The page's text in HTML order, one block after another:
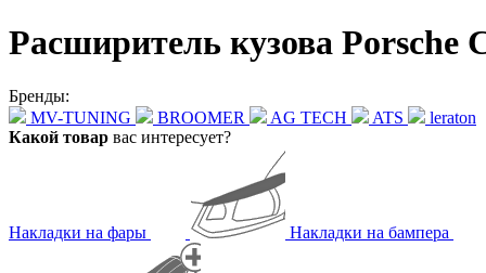
Расширитель кузова Porsche
Бренды:
MV-TUNING
BROOMER AG TECH ATS
leraton
Какой товар вас интересует?
Накладки на фары Накладки на бампера